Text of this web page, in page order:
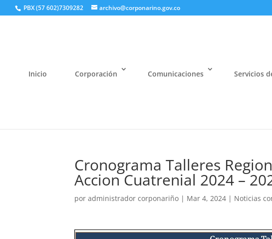
PBX (57 602)7309282 archivo@corponarino.gov.co
Inicio Corporación Comunicaciones Servicios
Cronograma Talleres
Accion Cuatrenial 2024 –
poradministrador corponariño | Mar 4, 2024 | Noticias